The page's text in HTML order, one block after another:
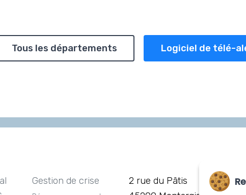
Tous les départements Logiciel de télé-
Gestion de crise
2 rue du Pâtis